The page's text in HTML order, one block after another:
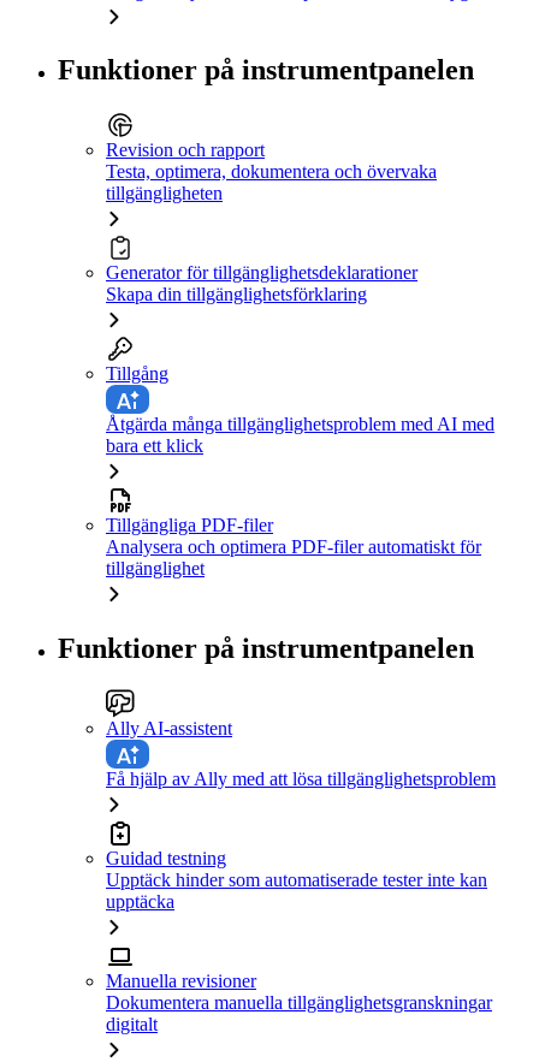
Funktioner på instrumentpanelen
Revision och rapport
Testa, optimera, dokumentera och övervaka
tillgängligheten
Generator för tillgänglighetsdeklarationer
Skapa din tillgänglighetsförklaring
Tillgång
Åtgärda många tillgänglighetsproblem med AI med
bara ett klick
Tillgängliga PDF-filer
Analysera och optimera PDF-filer automatiskt för
tillgänglighet
Funktioner på instrumentpanelen
Ally AI-assistent
Få hjälp av Ally med att lösa tillgänglighetsproblem
Guidad testning
Upptäck hinder som automatiserade tester inte kan
upptäcka
Manuella revisioner
Dokumentera manuella tillgänglighetsgranskningar
digitalt